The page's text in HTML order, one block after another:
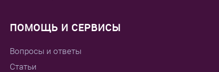
ПОМОЩЬ И СЕРВИСЫ
Вопросы и ответы
Статьи